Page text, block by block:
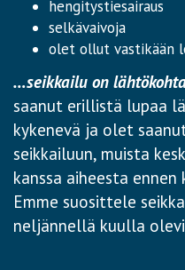
hengitystiesairaus
selkävaivoja
olet ollut vastikään
…seikkailu on
saanut erillistä lupaa
kykenevä ja olet
seikkailuun, muista
kanssa aiheesta
Emme suosittele
neljännellä kuulla